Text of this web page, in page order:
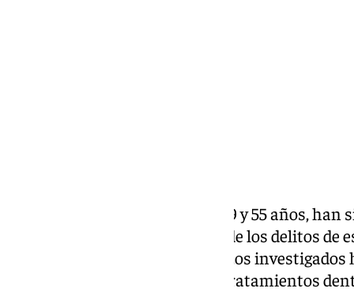
Un odontólogo y su pareja, de 59 y 55 años,
como presuntos responsables de los delitos
el derecho de los trabajadores. Los
219.000 euros a 11 clientes en tratamientos